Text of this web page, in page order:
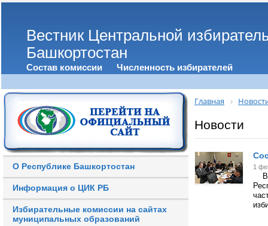
Вестник Центральной
Башкортостан
Состав комиссии Численность избирателей
О Республике Башкортостан
Информация о ЦИК РБ
Избирательные комиссии на сайтах
муниципальных образований
Главная
Новости
1
В